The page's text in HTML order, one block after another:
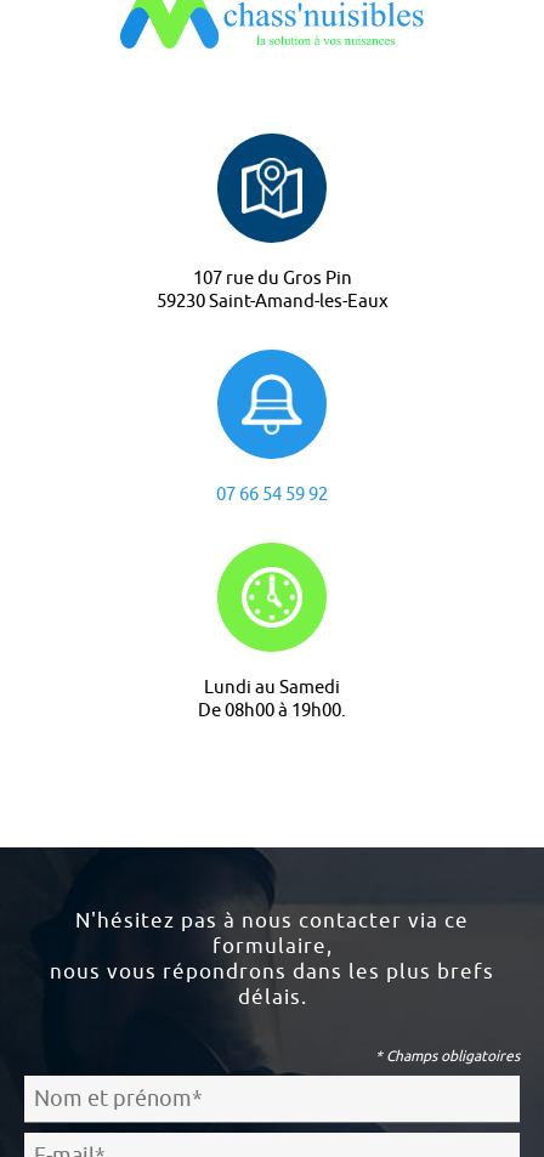
107 rue du Gros Pin
59230 Saint-Amand-les-Eaux
07 66 54 59 92
Lundi au Samedi
De 08h00 à 19h00.
N'hésitez pas à nous contacter via ce
formulaire,
nous vous répondrons dans les plus brefs
délais.
* Champs obligatoires